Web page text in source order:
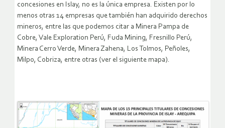
concesiones en Islay, no es la única empresa. Existen por lo
menos otras 14 empresas que también han adquirido derechos
mineros, entre las que podemos citar a Minera Pampa de
Cobre, Vale Exploration Perú, Fuda Mining, Fresnillo Perú,
Minera Cerro Verde, Minera Zahena, Los Tolmos, Peñoles,
Milpo, Cobriza, entre otras (ver el siguiente mapa).